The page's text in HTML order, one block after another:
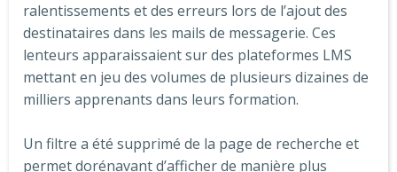
ralentissements et des erreurs lors de l’ajout des
destinataires dans les mails de messagerie. Ces
lenteurs apparaissaient sur des plateformes LMS
mettant en jeu des volumes de plusieurs dizaines de
milliers apprenants dans leurs formation.
Un filtre a été supprimé de la page de recherche et
permet dorénavant d’afficher de manière plus